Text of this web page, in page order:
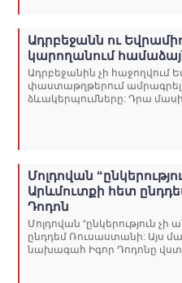
Ադրբեջանն ու
կարողանում
Ադրբեջանին չի հաջողվում
փաստաթղթերում
ձևակերպումները: Դրա մասին
Մոլդովան
Արևմուտքի հետ
Դոդոն
Մոլդովան “ընկերություն չի
ընդդեմ Ռուսաստանի: Այս
նախագահ Իգոր Դոդոնը